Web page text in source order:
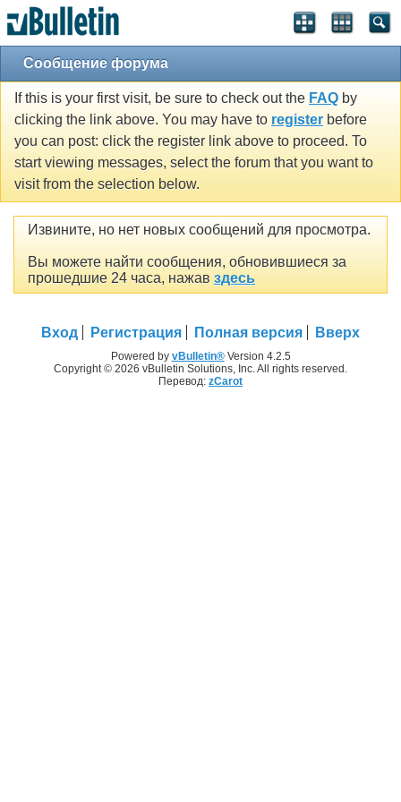
Сообщение форума
If this is your first visit, be sure to check out the FAQ by
clicking the link above. You may have to register before
you can post: click the register link above to proceed. To
start viewing messages, select the forum that you want to
visit from the selection below.
Извините, но нет новых сообщений для просмотра.
Вы можете найти сообщения, обновившиеся за
прошедшие 24 часа, нажав здесь
Вход Регистрация Полная версия Вверх
Powered by vBulletin®Version 4.2.5
Copyright © 2026 vBulletin Solutions, Inc. All rights reserved.
Перевод: zCarot